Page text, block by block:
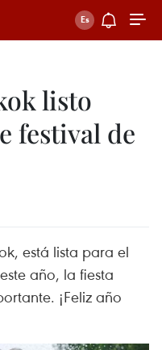
listo
festival de
está lista para el
año, la fiesta
¡Feliz año